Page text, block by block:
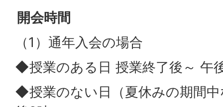
開会時間
（1）通年入会の場合
◆授業のある日 授業終了後～ 午
◆授業のない日（夏休みの期間